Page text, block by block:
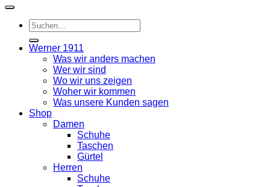
Suche
nach:
Werner 1911
Was wir anders machen
Wer wir sind
Wo wir uns zeigen
Woher wir kommen
Was unsere Kunden sagen
Shop
Damen
Schuhe
Taschen
Gürtel
Herren
Schuhe